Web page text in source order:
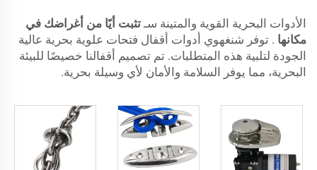
الأدوات البحرية القوية والمتينة سـتثبت أيًا من أغراضك في
مكانها . توفر شنغهوي أدوات أقفال فتحات علوية بحرية عالية
الجودة لتلبية هذه المتطلبات. تم تصميم أقفالنا خصيصًا للبيئة
البحرية، مما يوفر السلامة والأمان لأي وسيلة بحرية.